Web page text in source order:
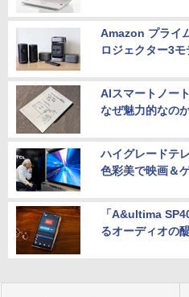
Amazon プライ
ロジェクター3
AIスマートノー
なぜ魅力的なの
ハイグレードテ
色彩美で映画＆
「A&ultima
るオーディオの